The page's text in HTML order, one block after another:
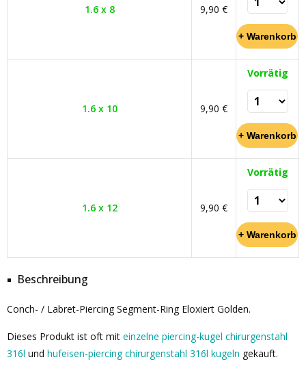
1.6 x 8 9,90 €
1.6 x 10 9,90 €
Vorrätig
1.6 x 12 9,90 €
Vorrätig
Beschreibung
Conch- / Labret-Piercing Segment-Ring Eloxiert Golden.
Dieses Produkt ist oft mit einzelne piercing-kugel chirurgenstahl
316l und hufeisen-piercing chirurgenstahl 316l kugeln gekauft.